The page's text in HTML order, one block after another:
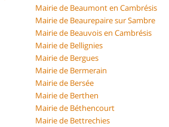
Mairie de Beaumont en Cambrésis
Mairie de Beaurepaire sur Sambre
Mairie de Beauvois en Cambrésis
Mairie de Bellignies
Mairie de Bergues
Mairie de Bermerain
Mairie de Bersée
Mairie de Berthen
Mairie de Béthencourt
Mairie de Bettrechies